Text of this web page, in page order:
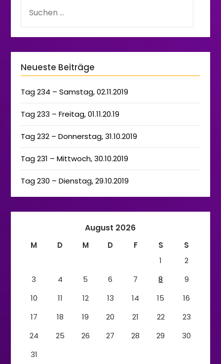
Neueste Beiträge
Tag 234 – Samstag, 02.11.2019
Tag 233 – Freitag, 01.11.20.19
Tag 232 – Donnerstag, 31.10.2019
Tag 231 – Mittwoch, 30.10.2019
Tag 230 – Dienstag, 29.10.2019
August 2026
M D M D F S
S
1
2
3
4 5 6 7 8
9
10
11 12 13 14 15
16
17
18 19 20 21 22
23
24
25 26 27 28 29
30
31